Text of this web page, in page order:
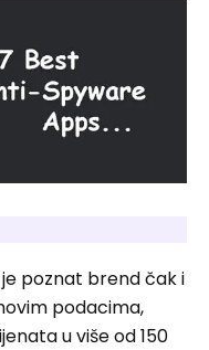
je poznat brend čak i
podacima,
u više od 150